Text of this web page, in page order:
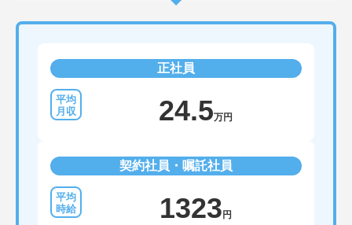
正社員
24.5万円
契約社員・嘱託社員
1323 円